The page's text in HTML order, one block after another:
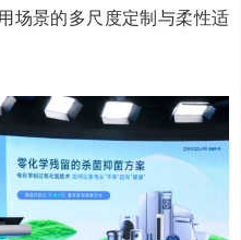
场景的多尺度定制与柔性适